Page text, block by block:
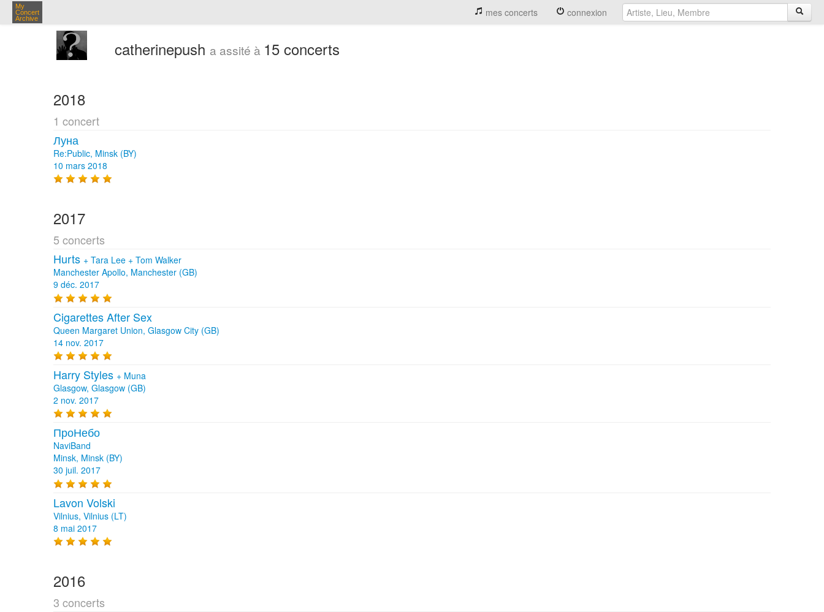
My
Concert
Archive
mes concerts connexion
catherinepush a assité à 15 concerts
2018
1 concert
Луна
Re:Public, Minsk (BY)
10 mars 2018
2017
5 concerts
Hurts + Tara Lee + Tom Walker
Manchester Apollo, Manchester (GB)
9 déc. 2017
Cigarettes After Sex
Queen Margaret Union, Glasgow City (GB)
14 nov. 2017
Harry Styles + Muna
Glasgow, Glasgow (GB)
2 nov. 2017
ПроНебо
NaviBand
Minsk, Minsk (BY)
30 juil. 2017
Lavon Volski
Vilnius, Vilnius (LT)
8 mai 2017
2016
3 concerts